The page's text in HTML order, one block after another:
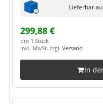
Lieferbar
299,88 €
pro 1 Stück
inkl. MwSt. zzgl. Versand
In